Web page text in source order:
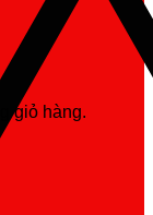
giỏ hàng.